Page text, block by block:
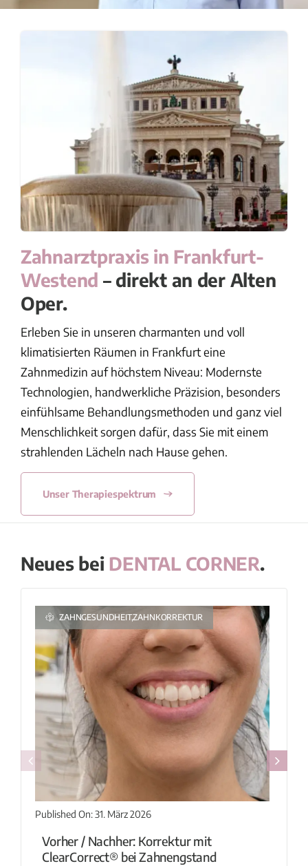
Zahnarztpraxis in Frankfurt-
Westend – direkt an der Alten
Oper.
Erleben Sie in unseren charmanten und voll
klimatisierten Räumen in Frankfurt eine
Zahnmedizin auf höchstem Niveau: Modernste
Technologien, handwerkliche Präzision, besonders
einfühlsame Behandlungsmethoden und ganz viel
Menschlichkeit sorgen dafür, dass Sie mit einem
strahlenden Lächeln nach Hause gehen.
Unser Therapiespektrum
Neues bei DENTAL CORNER.
ZAHNGESUNDHEIT,ZAHNKORREKTUR
Published On: 31. März 2026
Vorher / Nachher: Korrektur mit
ClearCorrect® bei Zahnengstand